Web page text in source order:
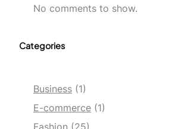
No comments to show.
Categories
Business (1)
E-commerce (1)
Fashion (25)